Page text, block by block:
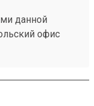
данной
офис
260425670